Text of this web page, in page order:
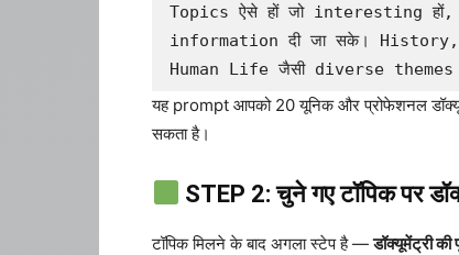
Topics ऐसे हों जो interesting हों,
information दी जा सके।
Human Life जैसी diverse
यह prompt आपको 20 यूनिक और प्रोफेशनल
सकता है।
STEP 2: चुने गए टॉपिक पर
टॉपिक मिलने के बाद अगला स्टेप है —डॉक्यूमेंट्री की